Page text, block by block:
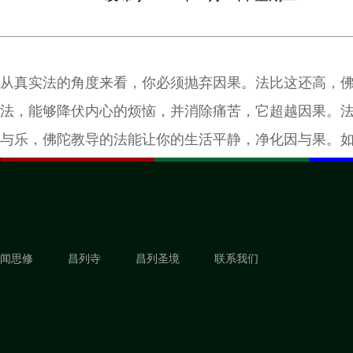
从真实法的角度来看，你必须抛弃因果。法比这还高，
法，能够降伏内心的烦恼，并消除痛苦，它超越因果。
与乐，佛陀教导的法能让你的生活平静，净化因与果。
闻思修 昌列寺 昌列圣境 联系我们